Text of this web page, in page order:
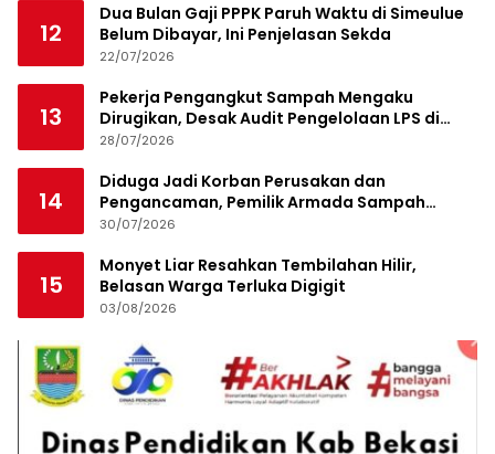
12
Dua Bulan Gaji PPPK Paruh Waktu di Simeulue
Belum Dibayar, Ini Penjelasan Sekda
22/07/2026
13
Pekerja Pengangkut Sampah Mengaku
Dirugikan, Desak Audit Pengelolaan LPS di
Pekanbaru
28/07/2026
14
Diduga Jadi Korban Perusakan dan
Pengancaman, Pemilik Armada Sampah
Siapkan Laporan Polisi
30/07/2026
15
Monyet Liar Resahkan Tembilahan Hilir,
Belasan Warga Terluka Digigit
03/08/2026